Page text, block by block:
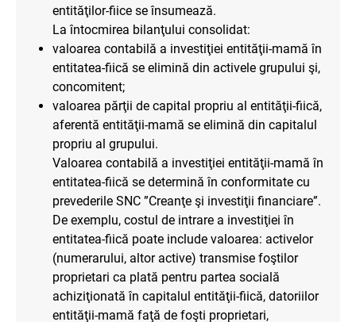
entităţilor-fiice se însumează.
La întocmirea bilanţului consolidat:
valoarea contabilă a investiţiei entităţii-mamă în
entitatea-fiică se elimină din activele grupului şi,
concomitent;
valoarea părţii de capital propriu al entităţii-fiică,
aferentă entităţii-mamă se elimină din capitalul
propriu al grupului.
Valoarea contabilă a investiţiei entităţii-mamă în
entitatea-fiică se determină în conformitate cu
prevederile SNC ”Creanţe şi investiţii financiare”.
De exemplu, costul de intrare a investiţiei în
entitatea-fiică poate include valoarea: activelor
(numerarului, altor active) transmise foştilor
proprietari ca plată pentru partea socială
achiziţionată în capitalul entităţii-fiică, datoriilor
entităţii-mamă faţă de foşti proprietari,